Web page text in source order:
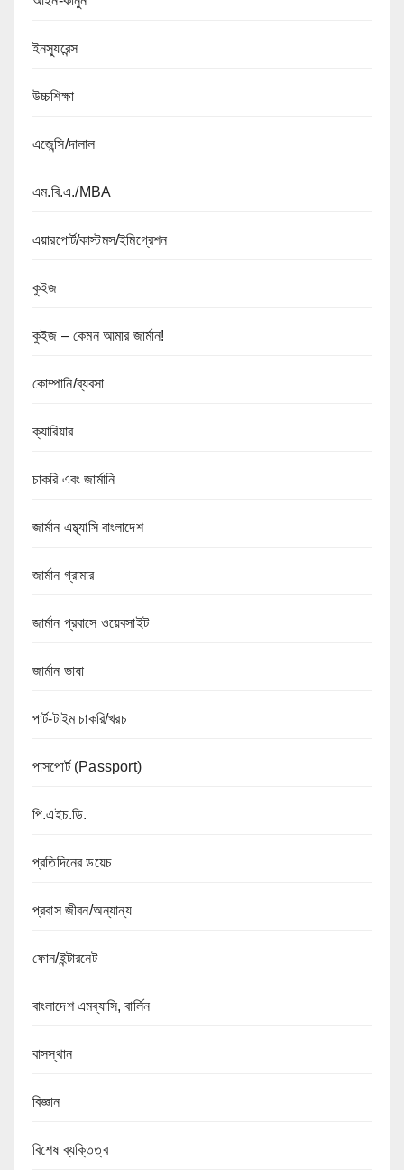
ইনস্যুরেন্স
উচ্চশিক্ষা
এজেন্সি/দালাল
এম.বি.এ./MBA
এয়ারপোর্ট/কাস্টমস/ইমিগ্রেশন
কুইজ
কুইজ – কেমন আমার জার্মান!
কোম্পানি/ব্যবসা
ক্যারিয়ার
চাকরি এবং জার্মানি
জার্মান এম্ব্যাসি বাংলাদেশ
জার্মান গ্রামার
জার্মান প্রবাসে ওয়েবসাইট
জার্মান ভাষা
পার্ট-টাইম চাকরি/খরচ
পাসপোর্ট (Passport)
পি.এইচ.ডি.
প্রতিদিনের ডয়েচ
প্রবাস জীবন/অন্যান্য
ফোন/ইন্টারনেট
বাংলাদেশ এমব্যাসি, বার্লিন
বাসস্থান
বিজ্ঞান
বিশেষ ব্যক্তিত্ব